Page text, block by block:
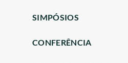
SIMPÓSIOS
CONFERÊNCIA